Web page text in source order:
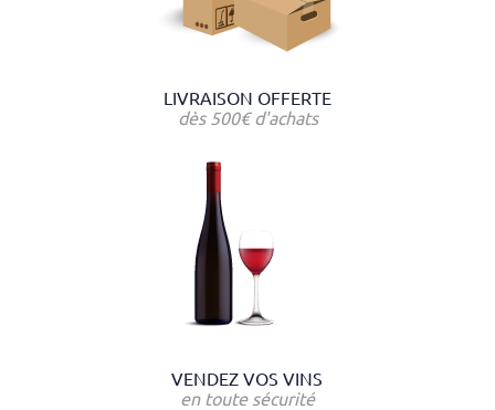
LIVRAISON OFFERTE
dès 500€ d'achats
VENDEZ VOS VINS
en toute sécurité